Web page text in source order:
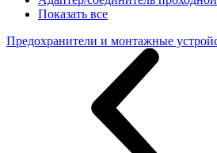
Показать все
Предохранители и монтажные